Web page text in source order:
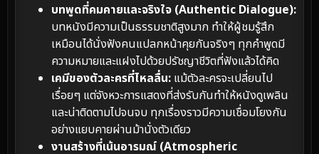
บทพูดที่คมคายและจริงใจ (Authentic Dialogue):
บทหนังมีความเป็นธรรมชาติสูงมาก ทำให้ผู้ชมรู้สึก
เหมือนได้นั่งฟังคนแปลกหน้าคุยกันจริงๆ ทุกคำพูดมี
ความหมายและแฝงไปด้วยปรัชญาชีวิตที่ฟังแล้วได้คิด
เคมีของตัวละครที่ไหลลื่น: แม้ตัวละครจะเปลี่ยนไป
เรื่อยๆ แต่จังหวะการแสดงที่ส่งรับกันทำให้หนังดูเพลิน
และน่าติดตามไปจนจบ ทุกเรื่องราวมีความเชื่อมโยงกัน
อย่างแยบคายผ่านม้านั่งตัวเดียว
งานสร้างที่เน้นอารมณ์ (Atmospheric